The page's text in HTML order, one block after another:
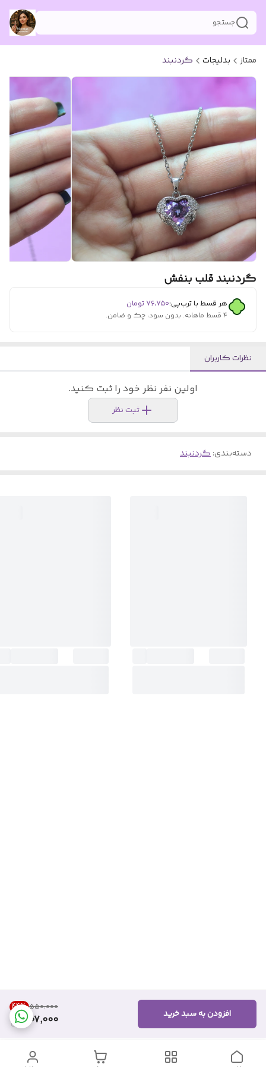
جستجو
ممتاز بدلیجات گردنبند
گردنبند قلب بنفش
هر قسط با ترب‌پی:۷۶٬۷۵۰تومان
۴ قسط ماهانه. بدون سود، چک و ضامن.
۵۵۰٬۰۰۰ 44%
307,000 افزودن به سبد خرید
نظرات کاربران
اولین نفر نظر خود را ثبت کنید.
ثبت نظر
دسته‌بندی:گردنبند